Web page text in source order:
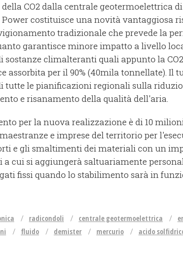
CO2 dalla centrale geotermoelettrica
Power costituisce una novità vantaggiosa
tradizionale che prevede la
garantisce minore impatto a livello
sostanze climalteranti quali appunto la
assorbita per il 90% (40mila tonnellate). Il
tutte le pianificazioni regionali sulla
e risanamento della qualità dell'aria.
per la nuova realizzazione è di 10
e imprese del territorio per
e gli smaltimenti dei materiali con un
a cui si aggiungerà saltuariamente
fissi quando lo stabilimento sarà in
radicondoli centrale geotermoelettrica
fluido demister mercurio acido